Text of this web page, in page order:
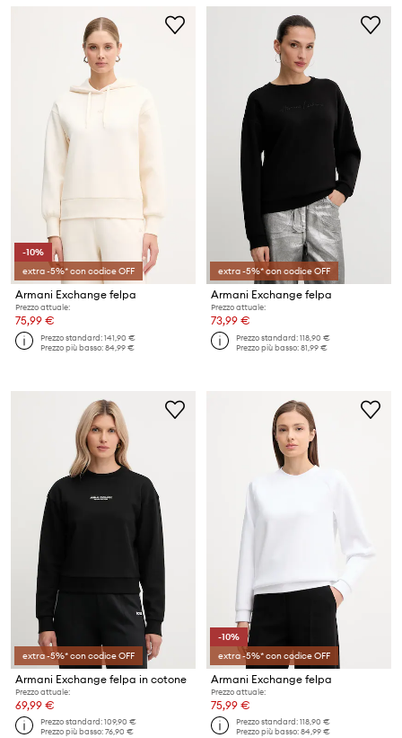
-10%
extra -5%* con codice OFF
Armani Exchange felpa
Prezzo attuale:
75,99 €
Prezzo standard:141,90 €
Prezzo più basso:84,99 €
extra -5%* con codice OFF
Armani Exchange felpa
Prezzo attuale:
73,99 €
Prezzo standard:118,90 €
Prezzo più basso:81,99 €
extra -5%* con codice OFF
Armani Exchange felpa in cotone
Prezzo attuale:
69,99 €
Prezzo standard:109,90 €
Prezzo più basso:76,90 €
-10%
extra -5%* con codice OFF
Armani Exchange felpa
Prezzo attuale:
75,99 €
Prezzo standard:118,90 €
Prezzo più basso:84,99 €